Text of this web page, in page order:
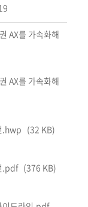
AX를 가속화해
AX를 가속화해
.hwp (32 KB)
.pdf (376 KB)